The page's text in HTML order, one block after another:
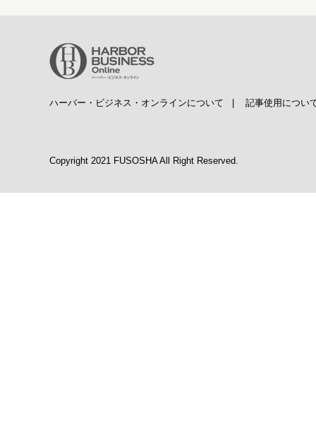
ハーバー・ビジネス・オンラインについて | 記事使用につい
Copyright 2021 FUSOSHA All Right Reserved.